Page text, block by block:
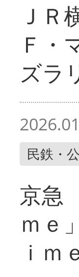
Ｊ
Ｆ・
ズラ
民鉄・
京急
ｍｅ
ｉｍ